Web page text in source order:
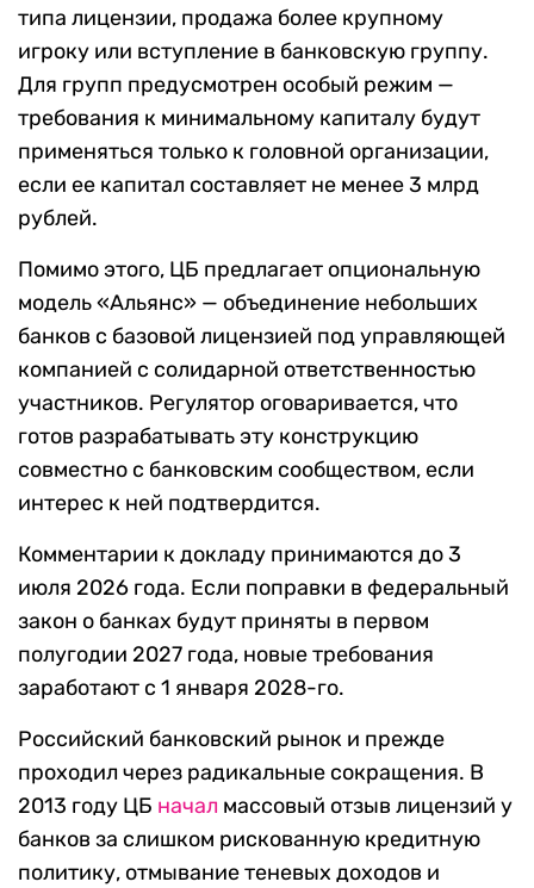
типа лицензии, продажа более крупному
игроку или вступление в банковскую группу.
Для групп предусмотрен особый режим —
требования к минимальному капиталу будут
применяться только к головной организации,
если ее капитал составляет не менее 3 млрд
рублей.
Помимо этого, ЦБ предлагает опциональную
модель «Альянс» — объединение небольших
банков с базовой лицензией под управляющей
компанией с солидарной ответственностью
участников. Регулятор оговаривается, что
готов разрабатывать эту конструкцию
совместно с банковским сообществом, если
интерес к ней подтвердится.
Комментарии к докладу принимаются до 3
июля 2026 года. Если поправки в федеральный
закон о банках будут приняты в первом
полугодии 2027 года, новые требования
заработают с 1 января 2028-го.
Российский банковский рынок и прежде
проходил через радикальные сокращения. В
2013 году ЦБ начал массовый отзыв лицензий у
банков за слишком рискованную кредитную
политику, отмывание теневых доходов и